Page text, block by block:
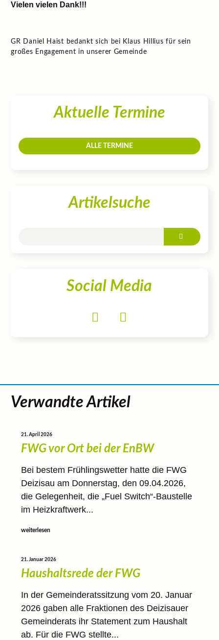
Vielen vielen Dank!!!
GR Daniel Haist bedankt sich bei Klaus Hillius für sein
großes Engagement in unserer Gemeinde
Aktuelle Termine
ALLE TERMINE
Artikelsuche
Social Media
Verwandte Artikel
21. April 2026
FWG vor Ort bei der EnBW
Bei bestem Frühlingswetter hatte die FWG
Deizisau am Donnerstag, den 09.04.2026,
die Gelegenheit, die „Fuel Switch“-Baustelle
im Heizkraftwerk...
weiterlesen
21. Januar 2026
Haushaltsrede der FWG
In der Gemeinderatssitzung vom 20. Januar
2026 gaben alle Fraktionen des Deizisauer
Gemeinderats ihr Statement zum Haushalt
ab. Für die FWG stellte...